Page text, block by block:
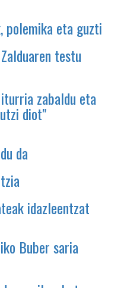
polemika eta guzti
testu
zabaldu eta
diot"
da
idazleentzat
Buber saria